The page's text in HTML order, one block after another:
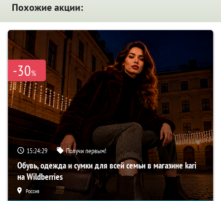
Похожие акции:
-30%
15:24:27 Получи первым!
Обувь, одежда и сумки для всей семьи в магазине kari
на Wildberries
Россия